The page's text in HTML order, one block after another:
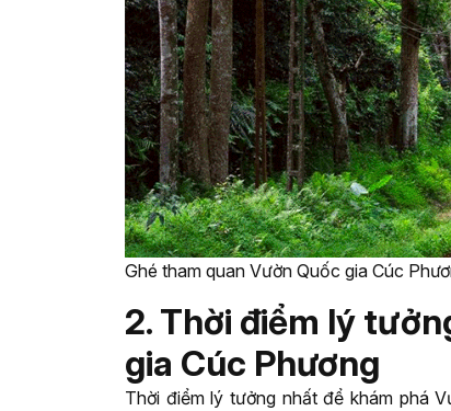
Ghé tham quan Vườn Quốc gia Cúc
2. Thời điểm lý
gia Cúc Phương
Thời điểm lý tưởng nhất để khám phá